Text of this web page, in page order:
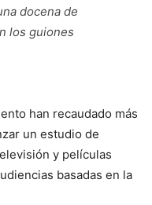
docena de
los guiones
han recaudado más
un estudio de
y películas
basadas en la